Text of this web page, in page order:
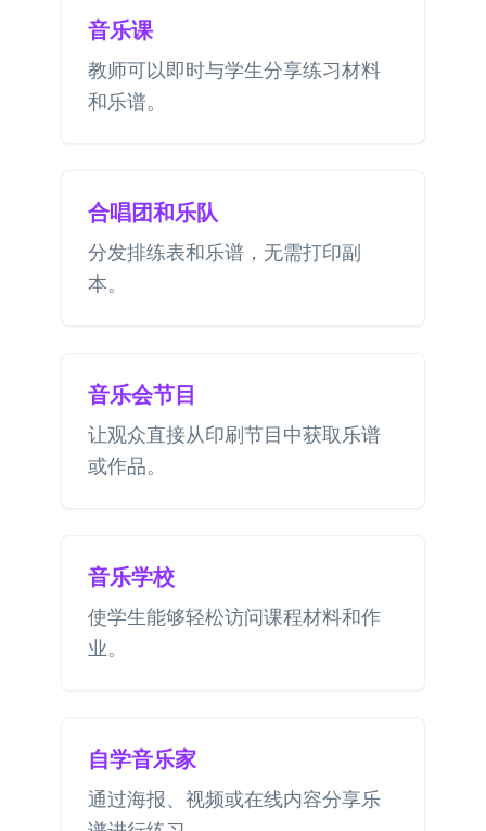
音乐课
教师可以即时与学生分享练习材料
和乐谱。
合唱团和乐队
分发排练表和乐谱，无需打印副
本。
音乐会节目
让观众直接从印刷节目中获取乐谱
或作品。
音乐学校
使学生能够轻松访问课程材料和作
业。
自学音乐家
通过海报、视频或在线内容分享乐